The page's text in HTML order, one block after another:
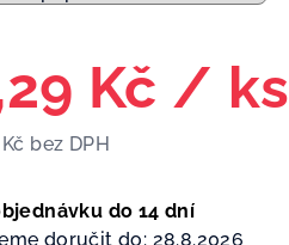
Kč / ks
bez DPH
do 14 dní
doručit do: 28.8.2026